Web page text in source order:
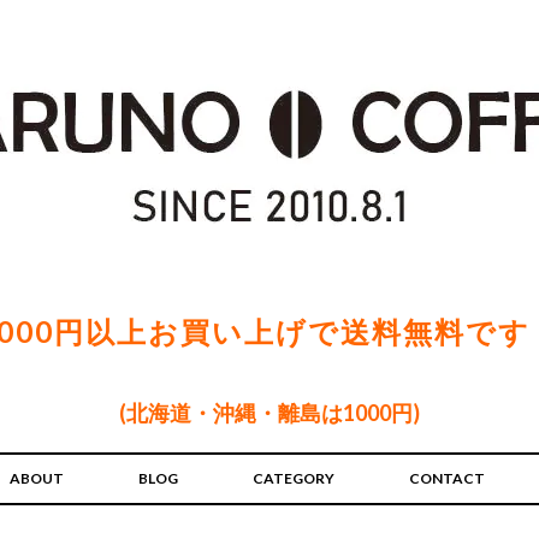
円以上お買い上げで送料無料です
(北海道・沖縄・離島は1000円)
ABOUT BLOG CATEGORY CONTACT